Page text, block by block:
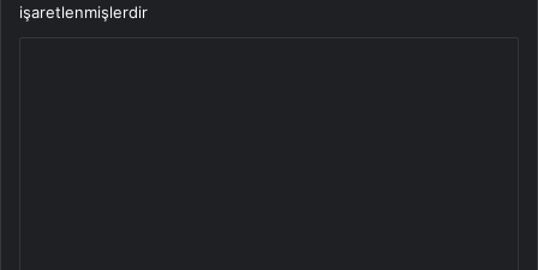
işaretlenmişlerdir